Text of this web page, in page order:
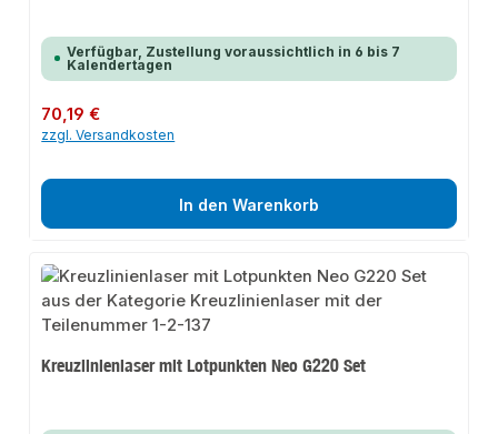
Verfügbar, Zustellung voraussichtlich in 6 bis 7
Kalendertagen
Regulärer Preis:
70,19 €
zzgl. Versandkosten
In den Warenkorb
Kreuzlinienlaser mit Lotpunkten Neo G220 Set